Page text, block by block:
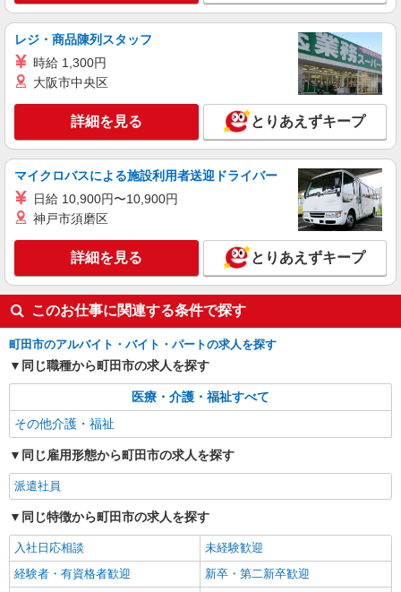
株式会社kotrio /●YK-H-2100082
成瀬駅★チームで動くお仕事◎研修充実の障が
時給1600円〜2250円 ＜日払い有/週払い有/交
町田市//最寄り駅：成瀬駅
キープ 詳細を見る
職業紹介
株式会社kotrio /●YK-S-2008144
経験不問！ゼロからはじめる就労支援のパート
スタッフ☆古淵駅
時給1500円〜 ※給与は資格・経験を考慮
◆交通費orガソリン代全額支給
町田市
キープ 詳細を見る
株式会社kotrio /●YK-S-2114396
OK／無資格相談OK
詳細を見る
レジ・商品陳列スタッフ
時給 1,300円
大阪市中央区
詳細を見る とりあえずキープ
マイクロバスによる施設利用者送迎ドライバー
日給 10,900円〜10,900円
神戸市須磨区
詳細を見る とりあえずキープ
このお仕事に関連する条件で探す
町田市のアルバイト・バイト・パートの求人を探す
同じ職種から町田市の求人を探す
医療・介護・福祉すべて
その他介護・福祉
同じ雇用形態から町田市の求人を探す
派遣社員
同じ特徴から町田市の求人を探す
入社日応相談
未経験歓迎
経験者・有資格者歓迎
新卒・第二新卒歓迎